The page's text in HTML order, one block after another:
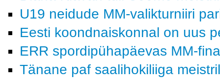
U19 neidude MM-valikturniiri
Eesti koondnaiskonnal on uus
ERR spordipühapäevas MM-
Tänane paf saalihokiliiga